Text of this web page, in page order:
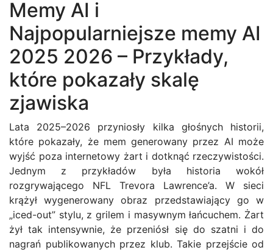
Memy AI i
Najpopularniejsze memy AI
2025 2026 – Przykłady,
które pokazały skalę
zjawiska
Lata 2025–2026 przyniosły kilka głośnych historii,
które pokazały, że mem generowany przez AI może
wyjść poza internetowy żart i dotknąć rzeczywistości.
Jednym z przykładów była historia wokół
rozgrywającego NFL Trevora Lawrence’a. W sieci
krążył wygenerowany obraz przedstawiający go w
„iced-out” stylu, z grilem i masywnym łańcuchem. Żart
żył tak intensywnie, że przeniósł się do szatni i do
nagrań publikowanych przez klub. Takie przejście od